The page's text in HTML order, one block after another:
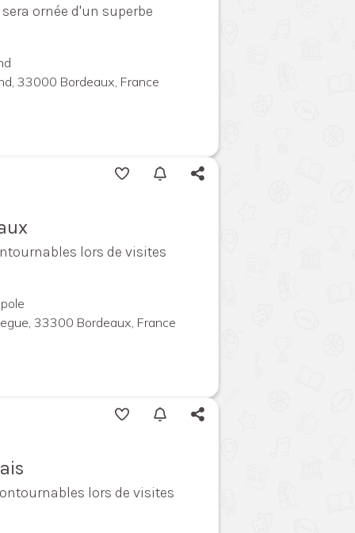
ornée d'un superbe
33000 Bordeaux, France
lors de visites
33300 Bordeaux, France
lors de visites